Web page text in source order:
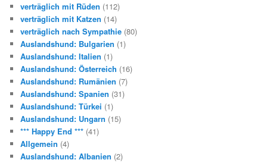
verträglich mit Rüden (112)
verträglich mit Katzen (14)
verträglich nach Sympathie (80)
Auslandshund: Bulgarien (1)
Auslandshund: Italien (1)
Auslandshund: Österreich (16)
Auslandshund: Rumänien (7)
Auslandshund: Spanien (31)
Auslandshund: Türkei (1)
Auslandshund: Ungarn (15)
*** Happy End *** (41)
Allgemein (4)
Auslandshund: Albanien (2)